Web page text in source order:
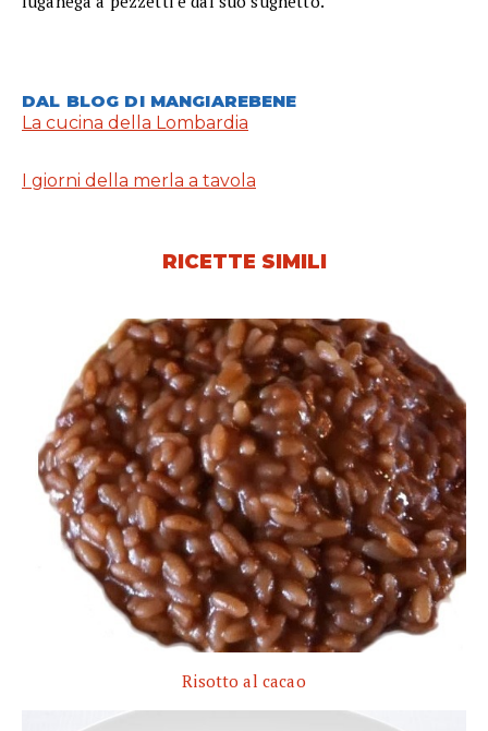
DAL BLOG DI MANGIAREBENE
La cucina della Lombardia
I giorni della merla a tavola
RICETTE SIMILI
Risotto al cacao